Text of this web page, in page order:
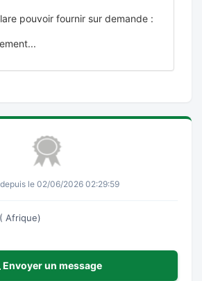
pouvoir fournir sur demande :
le 02/06/2026 02:29:59
Afrique)
Envoyer un message